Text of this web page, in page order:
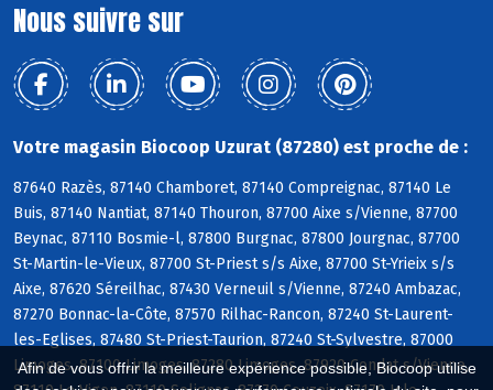
Afin de vous offrir la meilleure expérience possible, Biocoop utilise
Nous suivre sur
Votre magasin Biocoop Uzurat (87280) est proche de :
87640 Razès, 87140 Chamboret, 87140 Compreignac, 87140 Le
Buis, 87140 Nantiat, 87140 Thouron, 87700 Aixe s/Vienne, 87700
Beynac, 87110 Bosmie-l, 87800 Burgnac, 87800 Jourgnac, 87700
St-Martin-le-Vieux, 87700 St-Priest s/s Aixe, 87700 St-Yrieix s/s
Aixe, 87620 Séreilhac, 87430 Verneuil s/Vienne, 87240 Ambazac,
87270 Bonnac-la-Côte, 87570 Rilhac-Rancon, 87240 St-Laurent-
les-Eglises, 87480 St-Priest-Taurion, 87240 St-Sylvestre, 87000
Limoges, 87100 Limoges, 87280 Limoges, 87920 Condat s/Vienne,